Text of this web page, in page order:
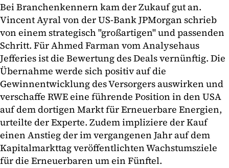
Bei Branchenkennern kam der Zukauf gut an.
Vincent Ayral von der US-Bank JPMorgan schrieb
von einem strategisch "großartigen" und passenden
Schritt. Für Ahmed Farman vom Analysehaus
Jefferies ist die Bewertung des Deals vernünftig. Die
Übernahme werde sich positiv auf die
Gewinnentwicklung des Versorgers auswirken und
verschaffe RWE eine führende Position in den USA
auf dem dortigen Markt für Erneuerbare Energien,
urteilte der Experte. Zudem impliziere der Kauf
einen Anstieg der im vergangenen Jahr auf dem
Kapitalmarkttag veröffentlichten Wachstumsziele
für die Erneuerbaren um ein Fünftel.